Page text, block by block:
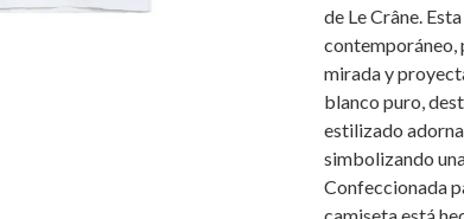
de Le Crâne.
contemporáneo,
mirada y
blanco puro,
estilizado
simbolizando
Confeccionada